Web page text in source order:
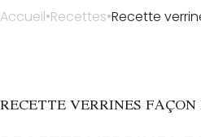
Accueil Recettes Recette
RECETTE VERRINES